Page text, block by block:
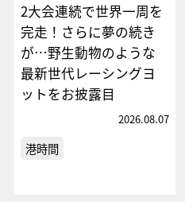
2大会連続で世界一周を
完走！さらに夢の続き
が…野生動物のような
最新世代レーシングヨ
ットをお披露目
2026.08.07
港時間